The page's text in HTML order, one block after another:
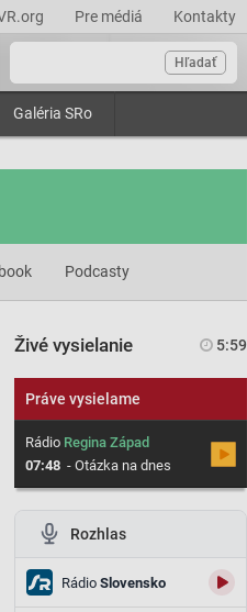
Pre médiá Kontakty
Hľadať
Galéria SRo
Podcasty
Živé vysielanie 5:59
Práve vysielame
RádioRegina Západ
07:48 - Otázka na dnes
Rozhlas
RádioSlovensko